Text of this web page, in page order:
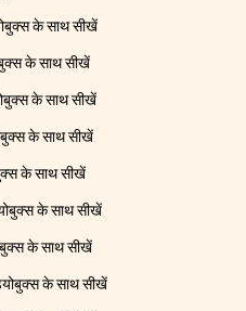
के साथ सीखें
के साथ सीखें
के साथ सीखें
के साथ सीखें
के साथ सीखें
के साथ सीखें
के साथ सीखें
के साथ सीखें